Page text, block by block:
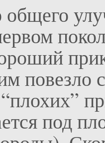
повезло
под